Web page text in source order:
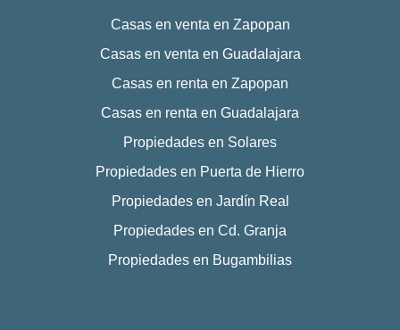
Casas en venta en Zapopan
Casas en venta en Guadalajara
Casas en renta en Zapopan
Casas en renta en Guadalajara
Propiedades en Solares
Propiedades en Puerta de Hierro
Propiedades en Jardín Real
Propiedades en Cd. Granja
Propiedades en Bugambilias